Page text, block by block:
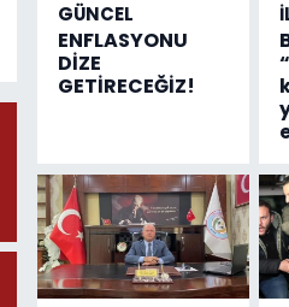
GÜNCEL
ENFLASYONU
DİZE
GETİRECEĞİZ!